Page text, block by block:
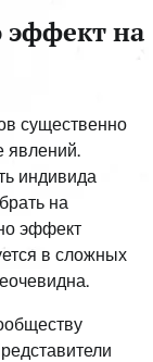
эффект на
существенно
явлений.
индивида
на
эффект
в сложных